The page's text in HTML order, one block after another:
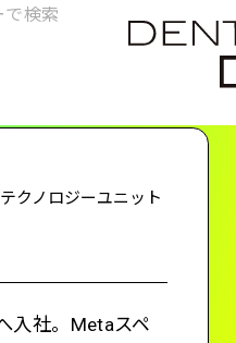
検
索
クノロジーユニット
入社。Metaスペ